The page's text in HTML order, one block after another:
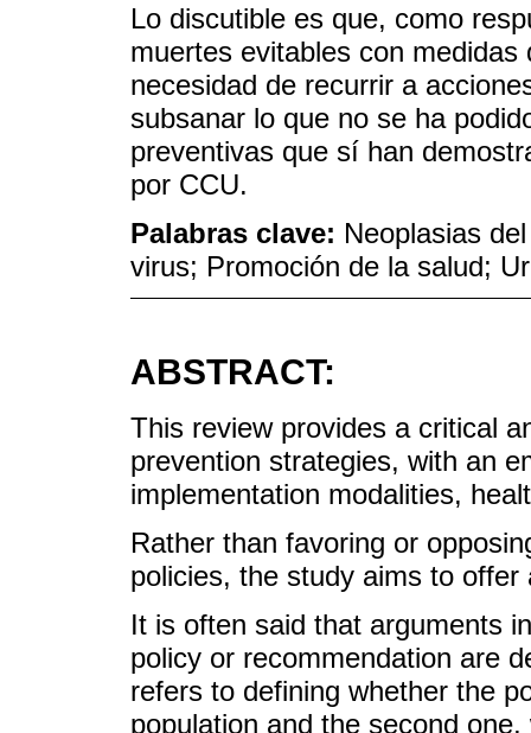
Lo discutible es que, como
muertes evitables con
necesidad de recurrir a
subsanar lo que no se ha
preventivas que sí han
por CCU.
Palabras clave: Neoplasias
virus; Promoción de la salud;
ABSTRACT:
This review provides a critical
prevention strategies, with an
implementation modalities,
Rather than favoring or
policies, the study aims to
It is often said that arguments
policy or recommendation are
refers to defining whether the
population and the second